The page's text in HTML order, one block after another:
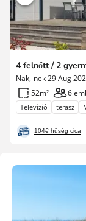
4 felnőtt / 2
Nak,-nek 29 Aug
52m²
6
Televízió terasz
104€ hűség cica